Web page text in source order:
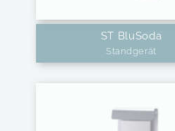
ST BluSoda
Standgerät